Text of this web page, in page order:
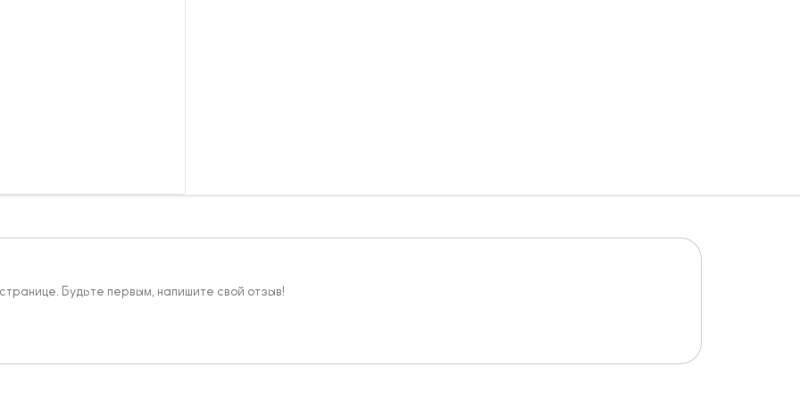
Будьте первым, напишите свой отзыв!